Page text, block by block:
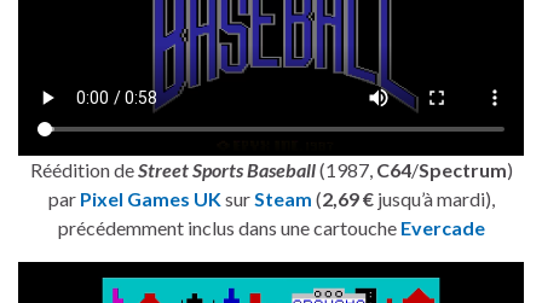
Réédition deStreet Sports Baseball(1987, C64/Spectrum)
par Pixel Games UKsurSteam (2,69 €jusqu’à mardi),
précédemment inclus dans une cartouche Evercade